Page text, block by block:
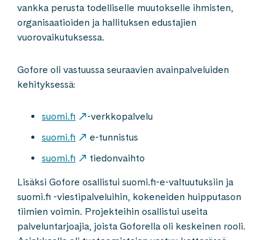
vankka perusta todelliselle muutokselle ihmisten,
organisaatioiden ja hallituksen edustajien
vuorovaikutuksessa.
Gofore oli vastuussa seuraavien avainpalveluiden
kehityksessä:
suomi.fi
-verkkopalvelu
suomi.fi
e-tunnistus
suomi.fi
tiedonvaihto
Lisäksi Gofore osallistui suomi.fi-e-valtuutuksiin ja
suomi.fi -viestipalveluihin, kokeneiden huipputason
tiimien voimin. Projekteihin osallistui useita
palveluntarjoajia, joista Goforella oli keskeinen rooli.